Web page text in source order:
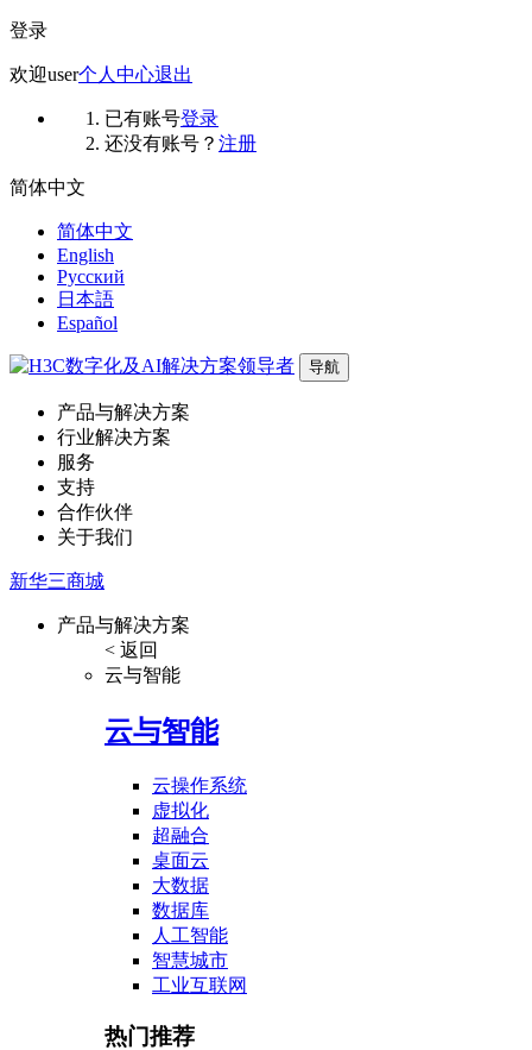
登录
欢迎user个人中心退出
已有账号登录
还没有账号？ 注册
简体中文
简体中文
English
Русский
日本語
Español
导航
产品与解决方案
行业解决方案
服务
支持
合作伙伴
关于我们
新华三商城
产品与解决方案
< 返回
云与智能
云与智能
云操作系统
虚拟化
超融合
桌面云
大数据
数据库
人工智能
智慧城市
工业互联网
热门推荐